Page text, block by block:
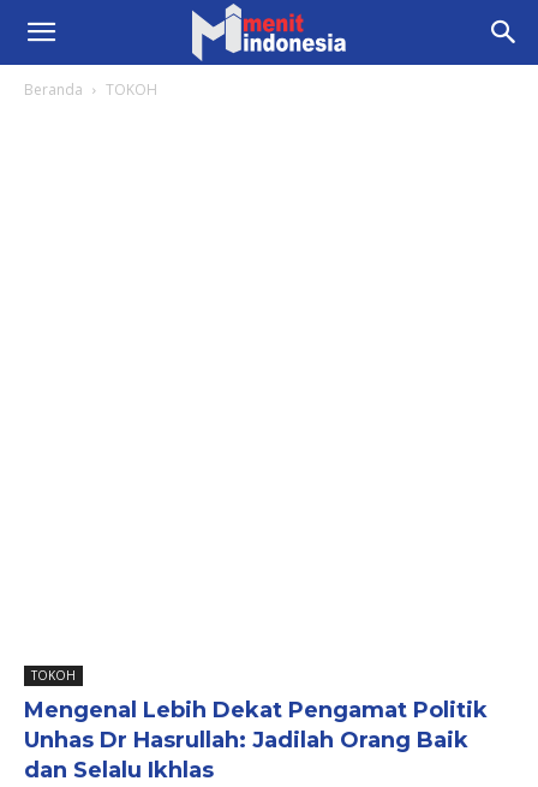
Beranda TOKOH
TOKOH
Mengenal Lebih Dekat Pengamat Politik
Unhas Dr Hasrullah: Jadilah Orang Baik
dan Selalu Ikhlas